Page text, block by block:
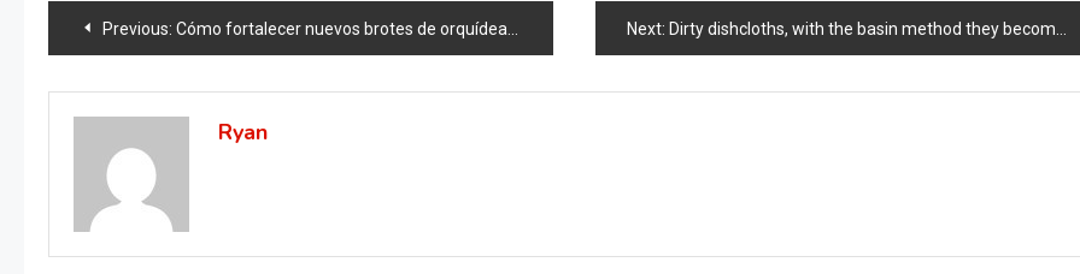
Post
navigation
Previous: Cómo fortalecer nuevos brotes de orquídeas: el método de la cáscara de plátano Next: Dirty dishcloths, with the basin method they become as good as new
Ryan